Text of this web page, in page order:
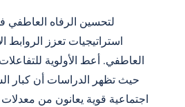
لتحسين الرفاه العاطفي
استراتيجيات تعزز الروابط
العاطفي. أعط الأولوية
حيث تظهر الدراسات أن كبار
اجتماعية قوية يعانون من